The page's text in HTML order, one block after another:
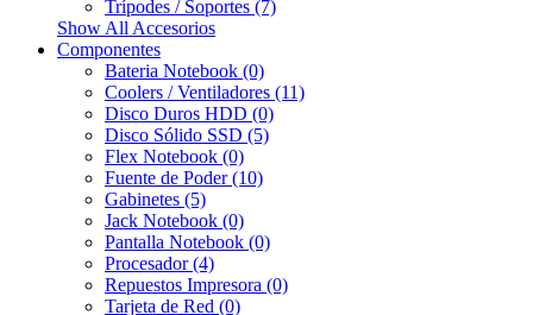
Trípodes / Soportes (7)
Show All Accesorios
Componentes
Bateria Notebook (0)
Coolers / Ventiladores (11)
Disco Duros HDD (0)
Disco Sólido SSD (5)
Flex Notebook (0)
Fuente de Poder (10)
Gabinetes (5)
Jack Notebook (0)
Pantalla Notebook (0)
Procesador (4)
Repuestos Impresora (0)
Tarjeta de Red (0)